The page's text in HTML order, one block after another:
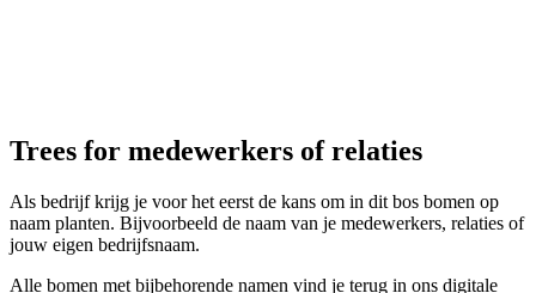
Trees for medewerkers of relaties
Als bedrijf krijg je voor het eerst de kans om in dit bos bomen op
naam planten. Bijvoorbeeld de naam van je medewerkers, relaties of
jouw eigen bedrijfsnaam.
Alle bomen met bijbehorende namen vind je terug in ons digitale